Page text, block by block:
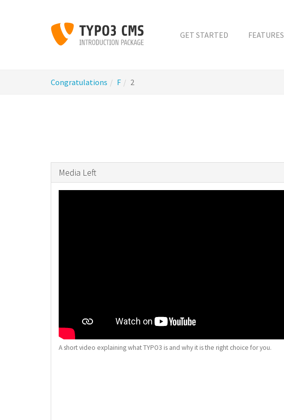
GET STARTED FEATURES
are
Congratulations F 2
Media Left
A short video explaining what TYPO3 is and why it is the right choice for you.